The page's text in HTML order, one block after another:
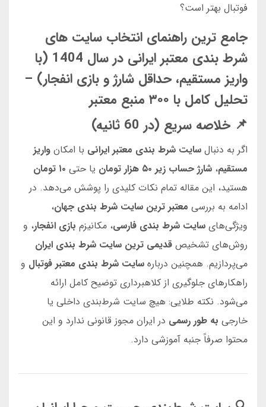
فوتبال بهتر است؟
جامع‌ ترین راهنمای انتخاب سایت‌ های
شرط‌ بندی معتبر ایرانی در سال 1404 (با
واریز مستقیم، حداقل شارژ و بازی انفجار) –
تحلیل کامل با ۳۰۰ منبع معتبر
📌 خلاصه سریع (در 60 ثانیه)
اگر به دنبال سایت شرط بندی معتبر ایرانی با امکان واریز
مستقیم، شارژ حساب زیر ۵۰ هزار تومان یا حتی ۱۰ تومان
هستید، این مقاله تمام نکات کلیدی را پوشش می‌دهد. در
ادامه به بررسی معتبر ترین سایت شرط بندی جهان،
ویژگی‌های سایت شرط بندی فارسی، مکانیزم بازی انفجار، و
روش‌های تشخیص قدیمی ترین سایت شرط بندی ایران
می‌پردازیم. همچنین درباره سایت شرط بندی معتبر فوتبال و
راهکارهای جلوگیری از کلاهبرداری توضیح کامل ارائه
می‌شود. نکته طلایی: هیچ سایت شرط‌بندی داخلی یا
خارجی به‌ طور رسمی در ایران مجوز قانونی ندارد و این
محتوا صرفاً جنبه آموزشی دارد.